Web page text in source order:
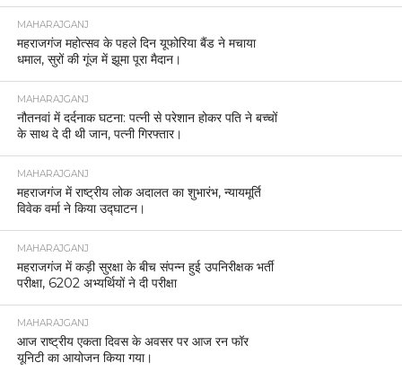
MAHARAJGANJ
महराजगंज महोत्सव के पहले दिन यूफोरिया बैंड ने मचाया
धमाल, सुरों की गूंज में झूमा पूरा मैदान।
MAHARAJGANJ
नौतनवां में दर्दनाक घटना: पत्नी से परेशान होकर पति ने बच्चों
के साथ दे दी थी जान, पत्नी गिरफ्तार।
MAHARAJGANJ
महराजगंज में राष्ट्रीय लोक अदालत का शुभारंभ, न्यायमूर्ति
विवेक वर्मा ने किया उद्घाटन।
MAHARAJGANJ
महराजगंज में कड़ी सुरक्षा के बीच संपन्न हुई उपनिरीक्षक भर्ती
परीक्षा, 6202 अभ्यर्थियों ने दी परीक्षा
MAHARAJGANJ
आज राष्ट्रीय एकता दिवस के अवसर पर आज रन फॉर
यूनिटी का आयोजन किया गया।